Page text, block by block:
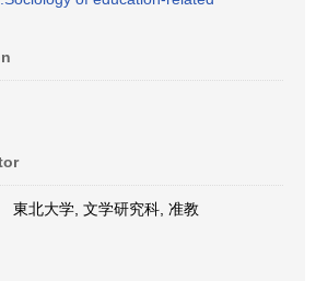
東北大学, 文学研究科, 准教